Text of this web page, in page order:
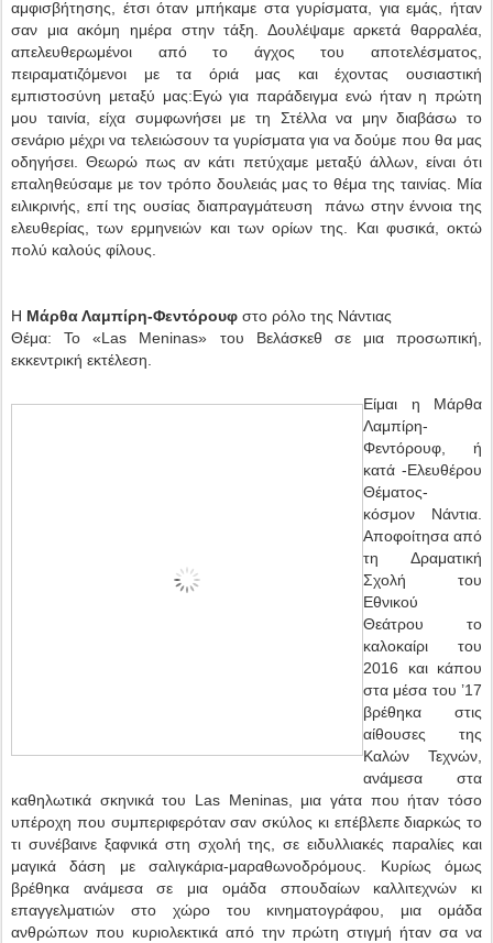
αμφισβήτησης, έτσι όταν μπήκαμε στα γυρίσματα, για εμάς, ήταν
σαν μια ακόμη ημέρα στην τάξη. Δουλέψαμε αρκετά θαρραλέα,
απελευθερωμένοι από το άγχος του αποτελέσματος,
πειραματιζόμενοι με τα όριά μας και έχοντας ουσιαστική
εμπιστοσύνη μεταξύ μας:Εγώ για παράδειγμα ενώ ήταν η πρώτη
μου ταινία, είχα συμφωνήσει με τη Στέλλα να μην διαβάσω το
σενάριο μέχρι να τελειώσουν τα γυρίσματα για να δούμε που θα μας
οδηγήσει. Θεωρώ πως αν κάτι πετύχαμε μεταξύ άλλων, είναι ότι
επαληθεύσαμε με τον τρόπο δουλειάς μας το θέμα της ταινίας. Μία
ειλικρινής, επί της ουσίας διαπραγμάτευση πάνω στην έννοια της
ελευθερίας, των ερμηνειών και των ορίων της. Και φυσικά, οκτώ
πολύ καλούς φίλους.
Η Μάρθα Λαμπίρη-Φεντόρουφ στο ρόλο της Νάντιας
Θέμα: Το «Las Meninas» του Βελάσκεθ σε μια προσωπική,
εκκεντρική εκτέλεση.
Είμαι η Μάρθα
Λαμπίρη-
Φεντόρουφ, ή
κατά -Ελευθέρου
Θέματος-
κόσμον Νάντια.
Αποφοίτησα από
τη Δραματική
Σχολή του
Εθνικού
Θεάτρου το
καλοκαίρι του
2016 και κάπου
στα μέσα του ’17
βρέθηκα στις
αίθουσες της
Καλών Τεχνών,
ανάμεσα στα
καθηλωτικά σκηνικά του Las Μeninas, μια γάτα που ήταν τόσο
υπέροχη που συμπεριφερόταν σαν σκύλος κι επέβλεπε διαρκώς το
τι συνέβαινε ξαφνικά στη σχολή της, σε ειδυλλιακές παραλίες και
μαγικά δάση με σαλιγκάρια-μαραθωνοδρόμους. Κυρίως όμως
βρέθηκα ανάμεσα σε μια ομάδα σπουδαίων καλλιτεχνών κι
επαγγελματιών στο χώρο του κινηματογράφου, μια ομάδα
ανθρώπων που κυριολεκτικά από την πρώτη στιγμή ήταν σα να